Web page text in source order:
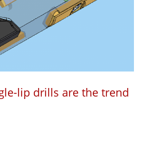
lip drills are the trend